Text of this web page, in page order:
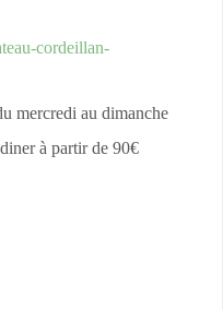
cordeillan-
mercredi au dimanche
à partir de 90€